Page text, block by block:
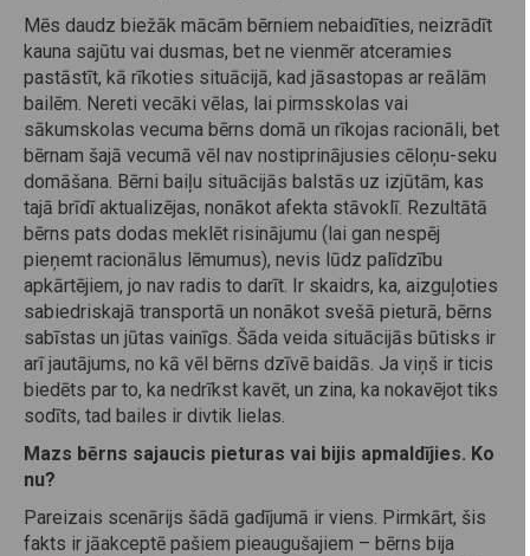
Mēs daudz biežāk mācām bērniem nebaidīties, neizrādīt
kauna sajūtu vai dusmas, bet ne vienmēr atceramies
pastāstīt, kā rīkoties situācijā, kad jāsastopas ar reālām
bailēm. Nereti vecāki vēlas, lai pirmsskolas vai
sākumskolas vecuma bērns domā un rīkojas racionāli, bet
bērnam šajā vecumā vēl nav nostiprinājusies cēloņu-seku
domāšana. Bērni baiļu situācijās balstās uz izjūtām, kas
tajā brīdī aktualizējas, nonākot afekta stāvoklī. Rezultātā
bērns pats dodas meklēt risinājumu (lai gan nespēj
pieņemt racionālus lēmumus), nevis lūdz palīdzību
apkārtējiem, jo nav radis to darīt. Ir skaidrs, ka, aizguļoties
sabiedriskajā transportā un nonākot svešā pieturā, bērns
sabīstas un jūtas vainīgs. Šāda veida situācijās būtisks ir
arī jautājums, no kā vēl bērns dzīvē baidās. Ja viņš ir ticis
biedēts par to, ka nedrīkst kavēt, un zina, ka nokavējot tiks
sodīts, tad bailes ir divtik lielas.
Mazs bērns sajaucis pieturas vai bijis apmaldījies. Ko
nu?
Pareizais scenārijs šādā gadījumā ir viens. Pirmkārt, šis
fakts ir jāakceptē pašiem pieaugušajiem – bērns bija